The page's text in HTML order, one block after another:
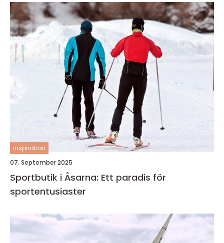
inspiration
07. September 2025
Sportbutik i Åsarna: Ett paradis för
sportentusiaster